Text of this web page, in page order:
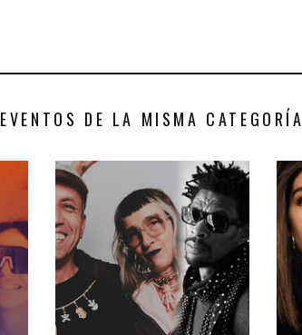
EVENTOS DE LA MISMA CATEGORÍA